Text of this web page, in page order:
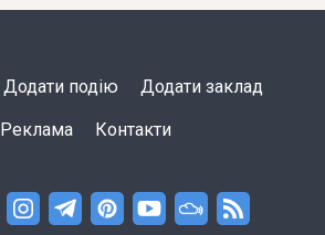
Додати подію Додати заклад
Реклама Контакти